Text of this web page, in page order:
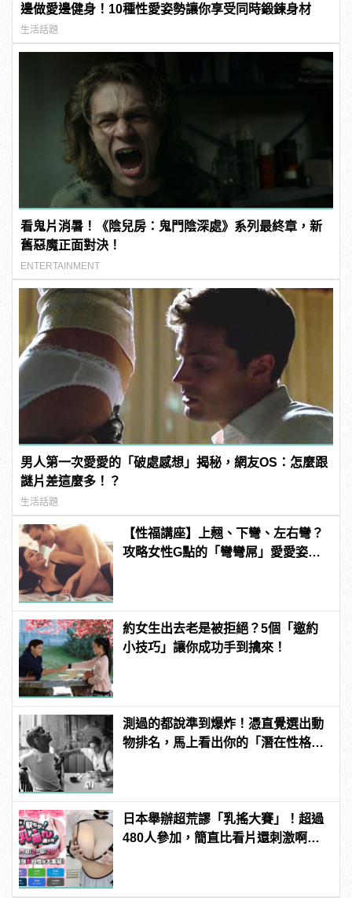
邊做愛邊健身！10種性愛姿勢讓你享受同時鍛鍊身材
生活話題
看鬼片消暑！《陰兒房：鬼門陰深處》系列最終章，新
舊惡魔正面對決！
ENTERTAINMENT
男人第一次愛愛的「破處感想」揭秘，網友OS：怎麼跟
謎片差這麼多！？
生活話題
【性福講座】上翹、下彎、左右彎？
攻略女性G點的「彎彎屌」愛愛姿勢
約女生出去老是被拒絕？5個「邀約
小技巧」讓你成功手到擒來！
測過的都說準到爆炸！憑直覺選出動
物排名，馬上看出你的「潛在性格與
日本舉辦超荒謬「乳搖大賽」！超過
480人參加，簡直比看片還刺激啊！ |